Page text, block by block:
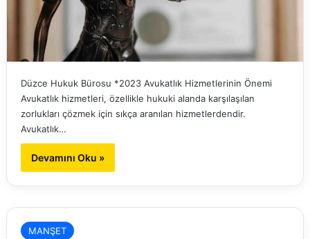
Düzce Hukuk Bürosu *2023 Avukatlık Hizmetlerinin Önemi
Avukatlık hizmetleri, özellikle hukuki alanda karşılaşılan
zorlukları çözmek için sıkça aranılan hizmetlerdendir.
Avukatlık…
Devamını Oku »
MANŞET